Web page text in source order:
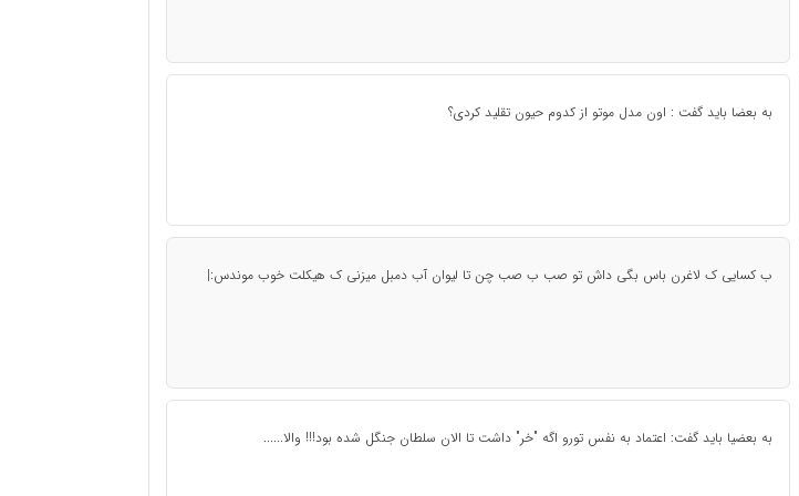
به بعضا باید گفت : اون مدل موتو از کدوم حیون تقلید کردی؟
ب کسایی ک لاغرن باس بگی داش تو صب ب صب چن تا لیوان آب دمبل میزنی ک هیکلت خوب موندس:|
به بعضیا باید گفت: اعتماد به نفس تورو اگه "خر" داشت تا الان سلطان جنگل شده بود!!! والا......